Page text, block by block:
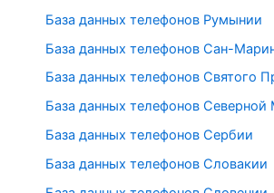
База данных телефонов Румынии
База данных телефонов Сан-
База данных телефонов Святого
База данных телефонов Северной
База данных телефонов Сербии
База данных телефонов Словакии